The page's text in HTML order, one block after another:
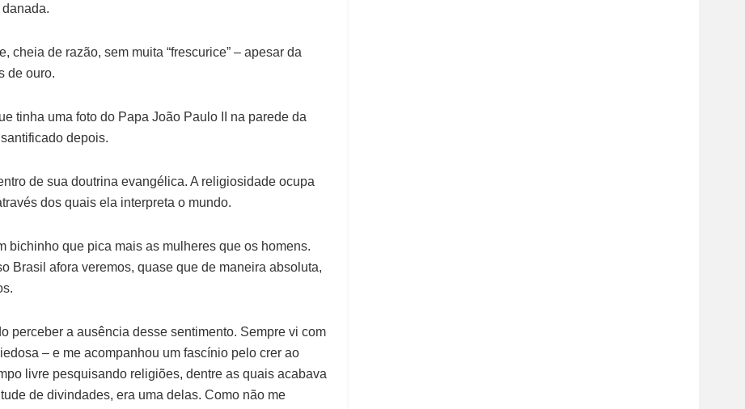
cheia de razão, sem muita “frescurice” – apesar da
de ouro.
tinha uma foto do Papa João Paulo II na parede da
depois.
de sua doutrina evangélica. A religiosidade ocupa
dos quais ela interpreta o mundo.
bichinho que pica mais as mulheres que os homens.
Brasil afora veremos, quase que de maneira absoluta,
perceber a ausência desse sentimento. Sempre vi com
– e me acompanhou um fascínio pelo crer ao
livre pesquisando religiões, dentre as quais acabava
de divindades, era uma delas. Como não me